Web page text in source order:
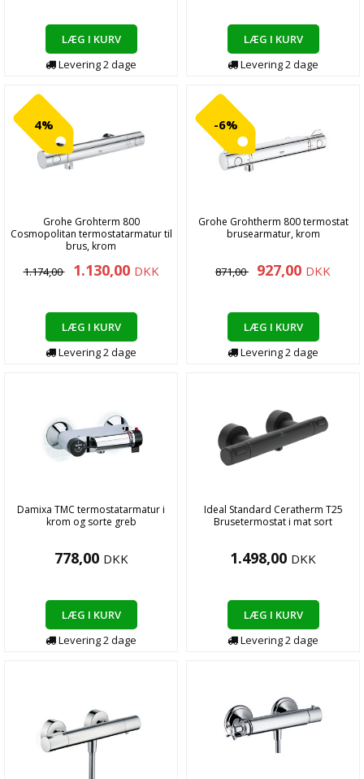
LÆG I KURV
Levering2dage
LÆG I KURV
Levering2dage
4%
Grohe Grohterm 800
Cosmopolitan termostatarmatur til
brus, krom
1.174,00 1.130,00 DKK
LÆG I KURV
Levering2dage
-6%
Grohe Grohtherm 800 termostat
brusearmatur, krom
871,00 927,00 DKK
LÆG I KURV
Levering2dage
Damixa TMC termostatarmatur i
krom og sorte greb
778,00 DKK
LÆG I KURV
Levering2dage
Ideal Standard Ceratherm T25
Brusetermostat i mat sort
1.498,00 DKK
LÆG I KURV
Levering2dage